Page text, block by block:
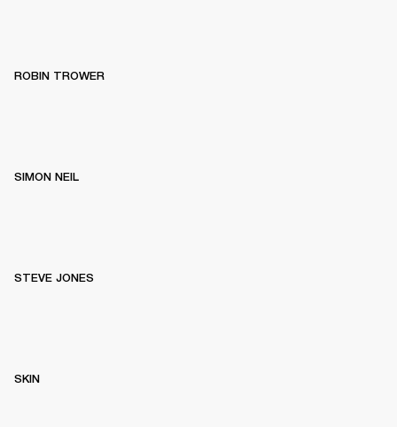
ROBIN TROWER
SIMON NEIL
STEVE JONES
SKIN